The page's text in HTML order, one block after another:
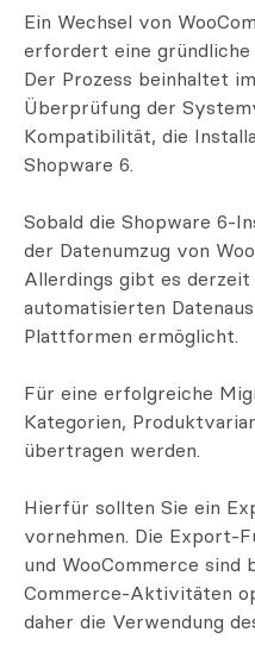
Ein Wechsel von
erfordert eine gründliche
Der Prozess beinhaltet
Überprüfung der
Kompatibilität, die
Shopware 6.
Sobald die Shopware 6-
der Datenumzug von
Allerdings gibt es derzeit
automatisierten
Plattformen ermöglicht.
Für eine erfolgreiche
Kategorien,
übertragen werden.
Hierfür sollten Sie ein
vornehmen. Die Export-
und WooCommerce
Commerce-Aktivitäten
daher die Verwendung